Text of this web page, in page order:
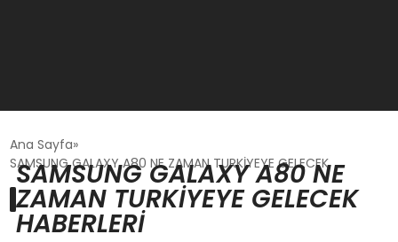
GÜNCEL
OYUN HABERLERI
Ana Sayfa
SAMSUNG GALAXY A80 NE ZAMAN TURKİYEYE GELECEK
SAMSUNG GALAXY A80 NE
ZAMAN TURKİYEYE GELECEK
HABERLERI